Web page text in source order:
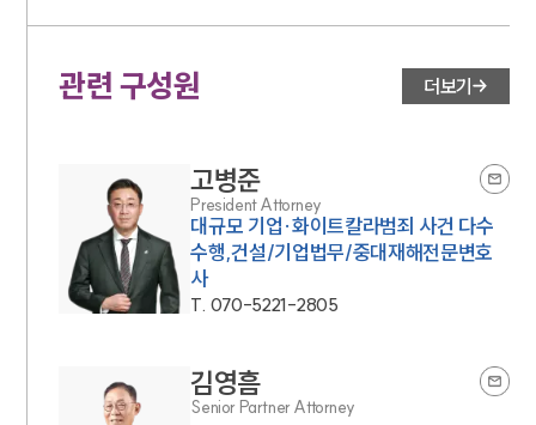
관련 구성원 더보기
고병준
President Attorney
대규모 기업·화이트칼라범죄 사건 다수
수행,건설/기업법무/중대재해전문변호
사
T. 070-5221-2805
김영흠
Senior Partner Attorney